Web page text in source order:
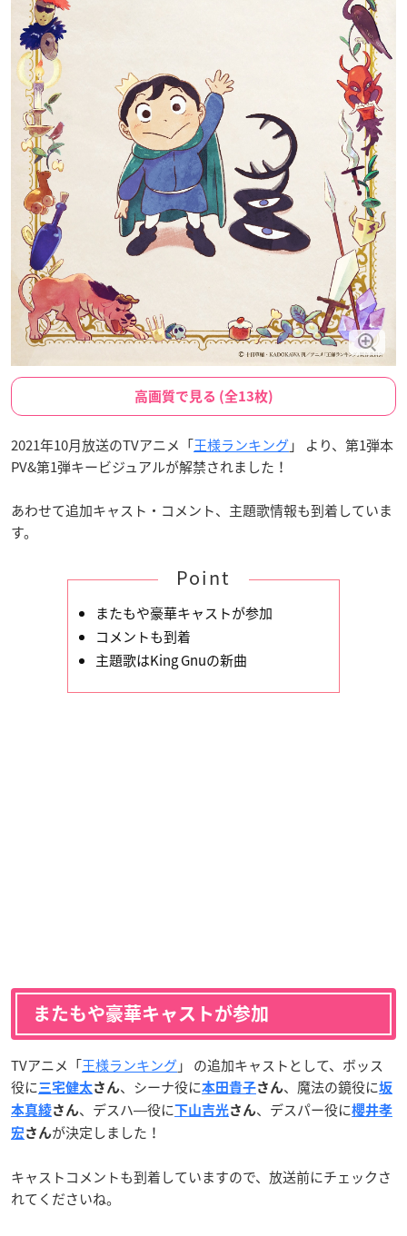
高画質で見る (全13枚)
2021年10月放送のTVアニメ「王様ランキング」 より、第1弾本
PV&第1弾キービジュアルが解禁されました！
あわせて追加キャスト・コメント、主題歌情報も到着していま
す。
Point
またもや豪華キャストが参加
コメントも到着
主題歌はKing Gnuの新曲
またもや豪華キャストが参加
TVアニメ「王様ランキング」 の追加キャストとして、ボッス
役に三宅健太さん、シーナ役に本田貴子さん、魔法の鏡役に坂
本真綾さん、デスハ―役に下山吉光さん、デスパー役に櫻井孝
宏 さんが決定しました！
キャストコメントも到着していますので、放送前にチェックさ
れてくださいね。